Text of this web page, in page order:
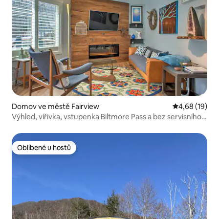
Domov ve městě Fairview Průměrné
4,68 (19)
Výhled, vířivka, vstupenka Biltmore Pass a bez servisního
Oblíbené u hostů
Oblíbené u hostů